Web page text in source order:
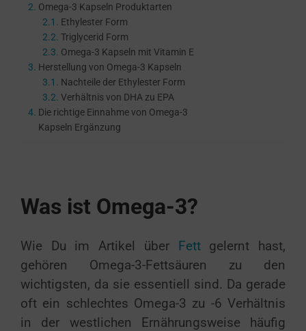
Omega-3 Kapseln Produktarten
Ethylester Form
Triglycerid Form
Omega-3 Kapseln mit Vitamin E
Herstellung von Omega-3 Kapseln
Nachteile der Ethylester Form
Verhältnis von DHA zu EPA
Die richtige Einnahme von Omega-3
Kapseln Ergänzung
Was ist Omega-3?
Wie Du im Artikel über Fettgelernt hast,
gehören Omega-3-Fettsäuren zu den
wichtigsten, da sie essentiell sind. Da gerade
oft ein schlechtes Omega-3 zu -6 Verhältnis
in der westlichen Ernährungsweise häufig